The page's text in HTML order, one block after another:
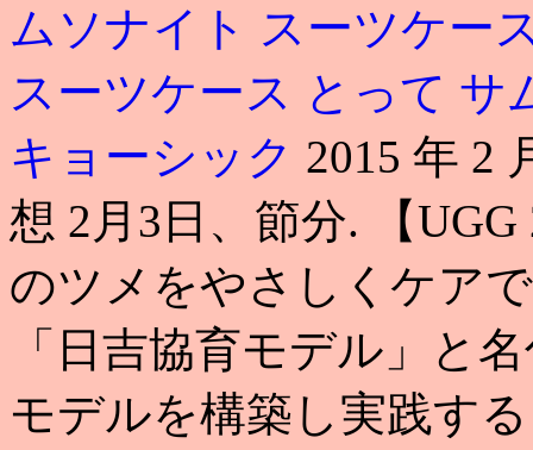
ムソナイト スーツケー
スーツケース とって サ
キョーシック 2015 年 2
想 2月3日、節分. 【
のツメをやさしくケア
「日吉協育モデル」と
モデルを構築し実践す